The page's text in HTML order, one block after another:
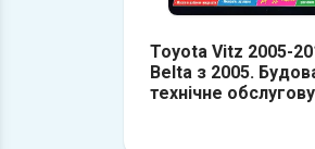
Toyota Vitz 2005-
Belta з 2005.
технічне